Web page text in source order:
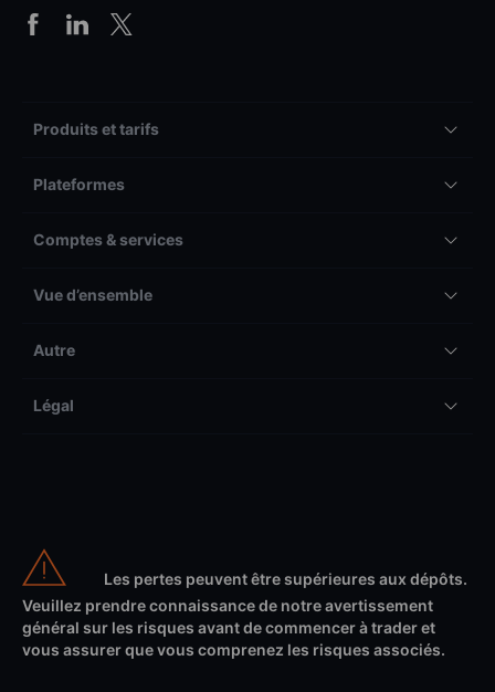
Produits et tarifs
Plateformes
Comptes & services
Vue d’ensemble
Autre
Légal
Les pertes peuvent être supérieures aux dépôts.
Veuillez prendre connaissance de notre avertissement
général sur les risques avant de commencer à trader et
vous assurer que vous comprenez les risques associés.